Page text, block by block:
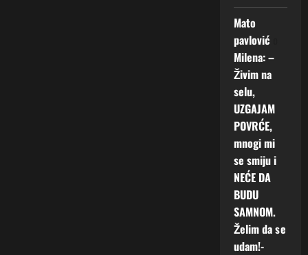
Mato
pavlović
Milena: –
Živim na
selu,
UZGAJAM
POVRĆE,
mnogi mi
se smiju i
NEĆE DA
BUDU
SAMNOM.
Želim da se
udam!-